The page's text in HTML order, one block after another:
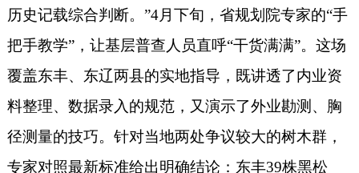
历史记载综合判断。”4月下旬，省规划院专家的“手
把手教学”，让基层普查人员直呼“干货满满”。这场
覆盖东丰、东辽两县的实地指导，既讲透了内业资
料整理、数据录入的规范，又演示了外业勘测、胸
径测量的技巧。针对当地两处争议较大的树木群，
专家对照最新标准给出明确结论：东丰39株黑松